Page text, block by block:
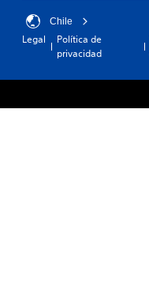
Chile
Legal
Política de
privacidad